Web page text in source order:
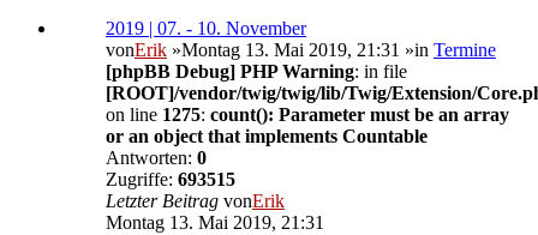
2019 | 07. - 10. November
vonErik »Montag 13. Mai 2019, 21:31 »in Termine
[phpBB Debug] PHP Warning: in file
[ROOT]/vendor/twig/twig/lib/Twig/Extension/
on line 1275: count(): Parameter must be an array
or an object that implements Countable
Antworten: 0
Zugriffe: 693515
Letzter Beitrag vonErik
Montag 13. Mai 2019, 21:31